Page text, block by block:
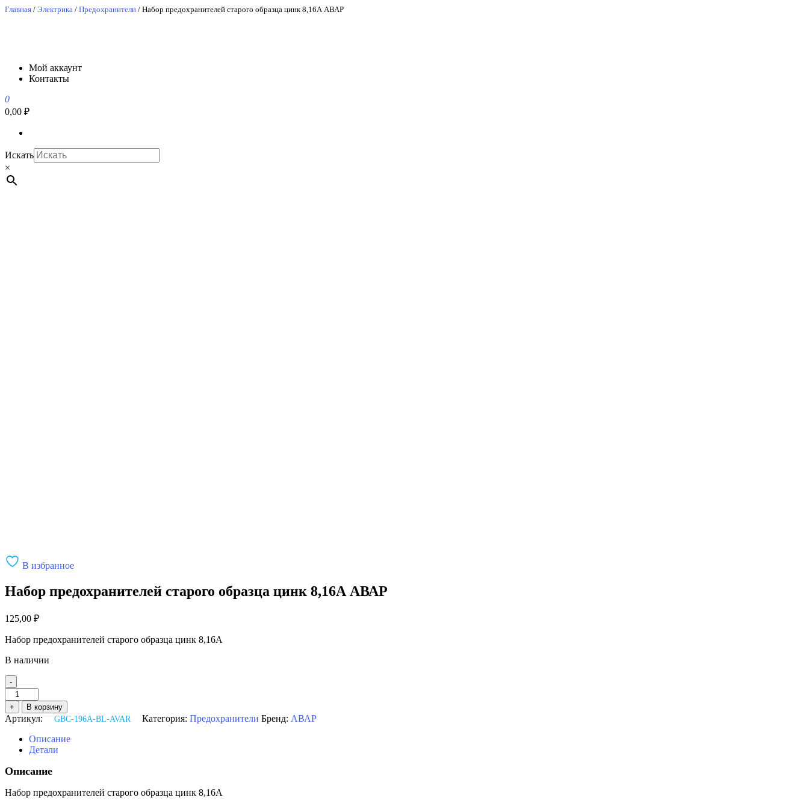
Перейти
Главная / Электрика / Предохранители / Набор предохранителей старого образца цинк 8,16А АВАР
АвтоСпецЮг
АвтоСпецЮг автозапчасти оптом и в розницу
Мой аккаунт
Контакты
0
0,00 ₽
Искать
×
В избранное
Набор предохранителей старого образца цинк 8,16А АВАР
125,00 ₽
Набор предохранителей старого образца цинк 8,16А
В наличии
-
Количество
товара
Набор
предохранителей
старого
образца
8,16А
+ В корзину
Артикул: GBC-196A-BL-AVAR Категория: Предохранители Бренд: АВАР
Описание
Детали
Описание
Набор предохранителей старого образца цинк 8,16А